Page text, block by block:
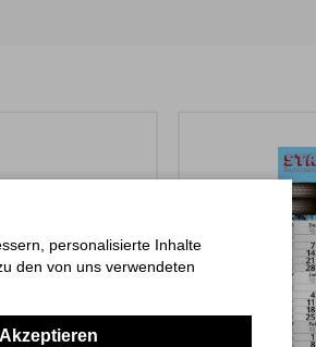
personalisierte Inhalte
den von uns verwendeten